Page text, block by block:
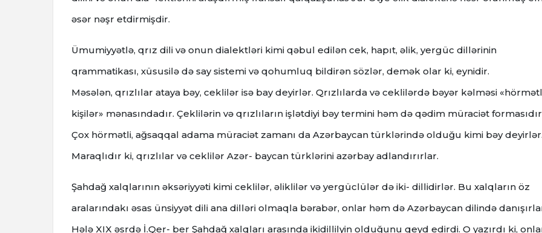
əsər nəşr etdirmişdir.
Ümumiyyətlə, qrız dili və onun dialektləri kimi qəbul edilən cek, hapıt, əlik, yergüc dillərinin
qrammatikası, xüsusilə də say sistemi və qohumluq bildirən sözlər, demək olar ki, eynidir.
Məsələn, qrızlılar ataya bəy, ceklilər isə bay deyirlər. Qrızlılarda və ceklilərdə bəyər kəlməsi
kişilər» mənasındadır. Çeklilərin və qrızlıların işlətdiyi bəy termini həm də qədim müraciət
Çox hörmətli, ağsaqqal adama müraciət zamanı da Azərbaycan türklərində olduğu kimi bəy deyirlər.
Maraqlıdır ki, qrızlılar və ceklilər Azər- baycan türklərini azərbay adlandırırlar.
Şahdağ xalqlarının əksəriyyəti kimi ceklilər, əliklilər və yergüclülər də iki- dillidirlər. Bu xalqların öz
aralarındakı əsas ünsiyyət dili ana dilləri olmaqla bərabər, onlar həm də Azərbaycan dilində
Hələ XIX əsrdə İ.Qer- ber Şahdağ xalqları arasında ikidillilyin olduğunu qeyd edirdi. O yazırdı ki,